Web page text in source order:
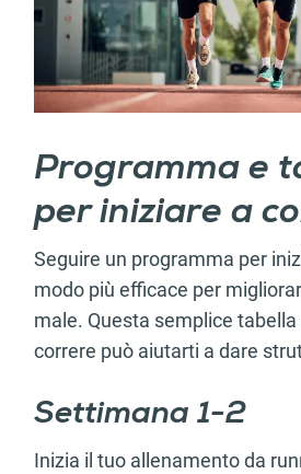
Programma e
per iniziare a
Seguire un programma per
modo più efficace per
male. Questa semplice tabella
correre può aiutarti a dare
Settimana 1-2
Inizia il tuo allenamento da